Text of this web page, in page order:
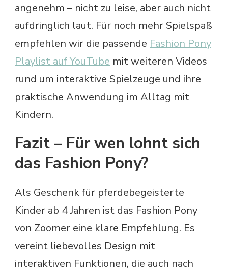
angenehm – nicht zu leise, aber auch nicht
aufdringlich laut. Für noch mehr Spielspaß
empfehlen wir die passende Fashion Pony
Playlist auf YouTube mit weiteren Videos
rund um interaktive Spielzeuge und ihre
praktische Anwendung im Alltag mit
Kindern.
Fazit – Für wen lohnt sich
das Fashion Pony?
Als Geschenk für pferdebegeisterte
Kinder ab 4 Jahren ist das Fashion Pony
von Zoomer eine klare Empfehlung. Es
vereint liebevolles Design mit
interaktiven Funktionen, die auch nach